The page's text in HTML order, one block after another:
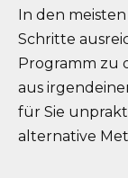
In den
Schritte
Programm zu
aus
für Sie
alternative